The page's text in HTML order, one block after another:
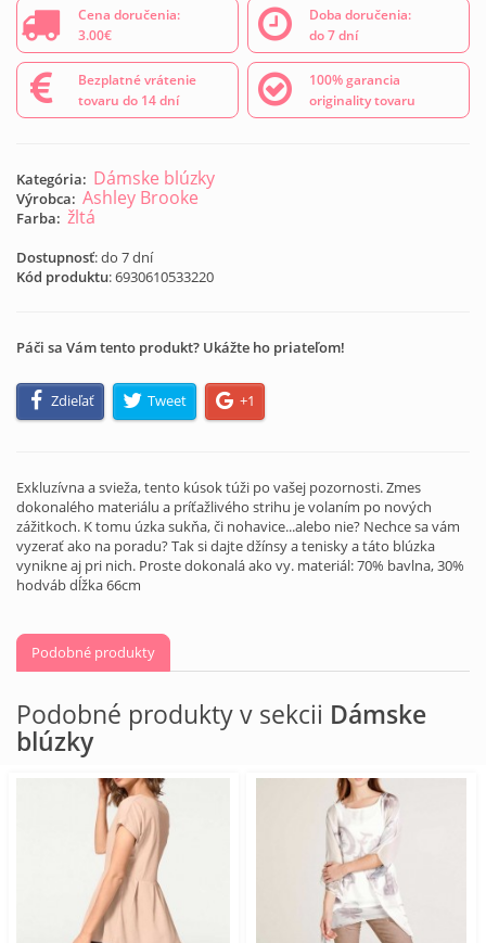
Cena doručenia:
3.00€
Doba doručenia:
do 7 dní
Bezplatné vrátenie
tovaru do 14 dní
100% garancia
originality tovaru
Kategória: Dámske blúzky
Výrobca: Ashley Brooke
Farba: žltá
Dostupnosť: do 7 dní
Kód produktu:6930610533220
Páči sa Vám tento produkt? Ukážte ho priateľom!
Zdieľať Tweet +1
Exkluzívna a svieža, tento kúsok túži po vašej pozornosti. Zmes
dokonalého materiálu a príťažlivého strihu je volaním po nových
zážitkoch. K tomu úzka sukňa, či nohavice...alebo nie? Nechce sa vám
vyzerať ako na poradu? Tak si dajte džínsy a tenisky a táto blúzka
vynikne aj pri nich. Proste dokonalá ako vy. materiál: 70% bavlna, 30%
hodváb dĺžka 66cm
Podobné produkty
Podobné produkty v sekcii Dámske
blúzky